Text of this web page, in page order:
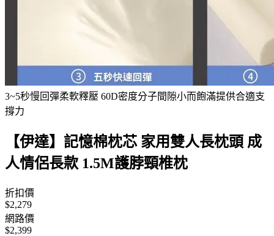
3~5秒慢回彈柔軟釋壓 60D密度分子間隙小而飽滿提供合適支
撐力
【伊達】記憶棉枕芯 家用雙人長枕頭 成
人情侶長款 1.5M護脖頸椎枕
折扣價
$2,279
網路價
$2,399